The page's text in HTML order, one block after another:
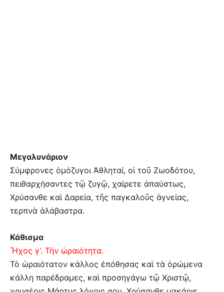
Μεγαλυνάριον
Σύμφρονες ὁμόζυγοι Ἀθληταί, οἱ τοῦ Ζωοδότου,
πειθαρχήσαντες τῷ ζυγῷ, χαίρετε ἀπαύστως,
Χρύσανθε καὶ Δαρεία, τῆς παγκαλοῦς ἁγνείας,
τερπνὰ ἀλάβαστρα.
Κάθισμα
Ἦχος γ’. Τὴν ὡραιότητα.
Τὸ ὡραιότατον κάλλος ἐπόθησας καὶ τὰ ὁρώμενα
κάλλη παρέδραμες, καὶ προσηγάγω τῷ Χριστῷ,